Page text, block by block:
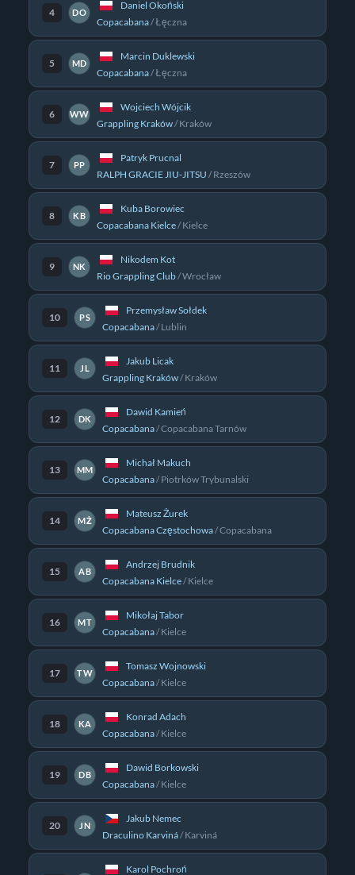
4 DO
Daniel Okoński
Copacabana/Łęczna
5 MD
Marcin Duklewski
Copacabana/Łęczna
6 WW
Wojciech Wójcik
Grappling Kraków/Kraków
7 PP
Patryk Prucnal
RALPH GRACIE JIU-JITSU /Rzeszów
8 KB
Kuba Borowiec
Copacabana Kielce/Kielce
9 NK
Nikodem Kot
Rio Grappling Club/Wrocław
10 PS
Przemysław Sołdek
Copacabana/Lublin
11 JL
Jakub Licak
Grappling Kraków/Kraków
12 DK
Dawid Kamień
Copacabana/Copacabana Tarnów
13 MM
Michał Makuch
Copacabana/Piotrków Trybunalski
14 MŻ
Mateusz Żurek
Copacabana Częstochowa/Copacabana
15 AB
Andrzej Brudnik
Copacabana Kielce/Kielce
16 MT
Mikołaj Tabor
Copacabana/Kielce
17 TW
Tomasz Wojnowski
Copacabana/Kielce
18 KA
Konrad Adach
Copacabana/Kielce
19 DB
Dawid Borkowski
Copacabana/Kielce
20 JN
Jakub Nemec
Draculino Karviná/Karviná
Karol Pochroń